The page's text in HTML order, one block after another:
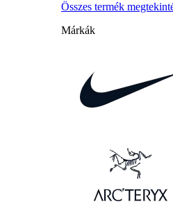
Összes termék
Márkák